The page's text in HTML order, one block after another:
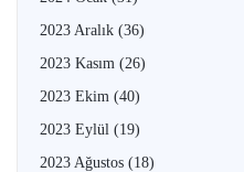
2023 Aralık (36)
2023 Kasım (26)
2023 Ekim (40)
2023 Eylül (19)
2023 Ağustos (18)